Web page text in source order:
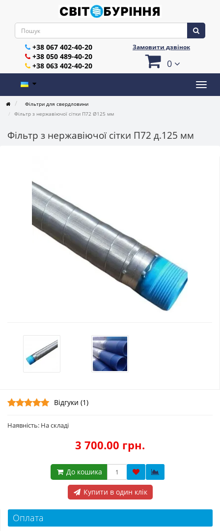
+38 067 402-40-20
+38 050 489-40-20
+38 063 402-40-20
Замовити дзвінок
0
Фільтри для свердловини
Фільтр з нержавіючої сітки П72 Ø125 мм
Фільтр з нержавіючої сітки П72 д.125 мм
Відгуки (1)
Наявність: На складі
3 700.00 грн.
До кошика
Купити в один клік
Оплата